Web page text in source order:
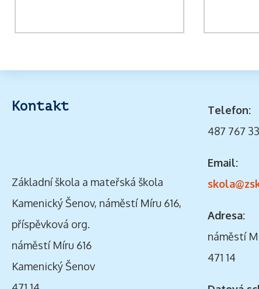
Kontakt
Základní škola a mateřská škola
Kamenický Šenov, náměstí Míru 616,
příspěvková org.
náměstí Míru 616
Kamenický Šenov
Telefon:
487 767
Email:
Adresa:
náměstí
471 14